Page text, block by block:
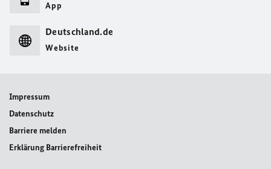
App
Deutschland.de
Website
Impressum
Datenschutz
Barriere melden
Erklärung Barrierefreiheit